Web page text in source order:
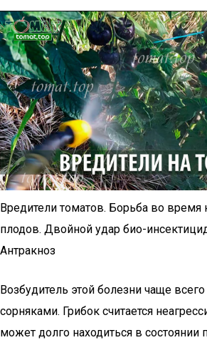
Вредители томатов. Борьба во время
плодов. Двойной удар био-
Антракноз
Возбудитель этой болезни чаще всего
сорняками. Грибок считается
может долго находиться в состоянии